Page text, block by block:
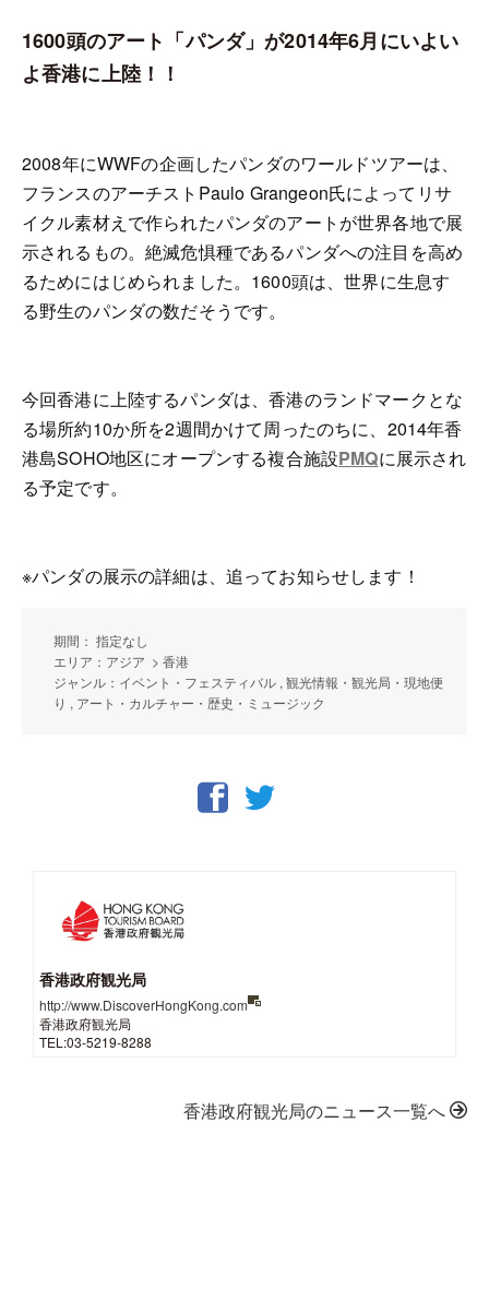
1600頭のアート「パンダ」が2014年6月にいよい
よ香港に上陸！！
2008年にWWFの企画したパンダのワールドツアーは、
フランスのアーチストPaulo Grangeon氏によってリサ
イクル素材えで作られたパンダのアートが世界各地で展
示されるもの。絶滅危惧種であるパンダへの注目を高め
るためにはじめられました。1600頭は、世界に生息す
る野生のパンダの数だそうです。
今回香港に上陸するパンダは、香港のランドマークとな
る場所約10か所を2週間かけて周ったのちに、2014年香
港島SOHO地区にオープンする複合施設PMQに展示され
る予定です。
※パンダの展示の詳細は、追ってお知らせします！
期間： 指定なし
エリア：アジア > 香港
ジャンル：イベント・フェスティバル , 観光情報・観光局・現地便
り , アート・カルチャー・歴史・ミュージック
香港政府観光局
http://www.DiscoverHongKong.com
香港政府観光局
TEL:03-5219-8288
香港政府観光局のニュース一覧へ